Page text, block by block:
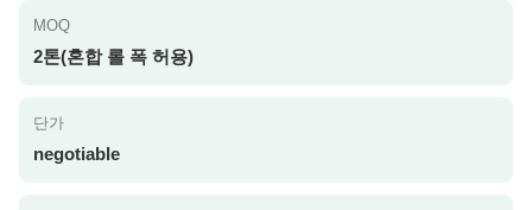
MOQ
2톤(혼합 롤 폭 허용)
단가
negotiable